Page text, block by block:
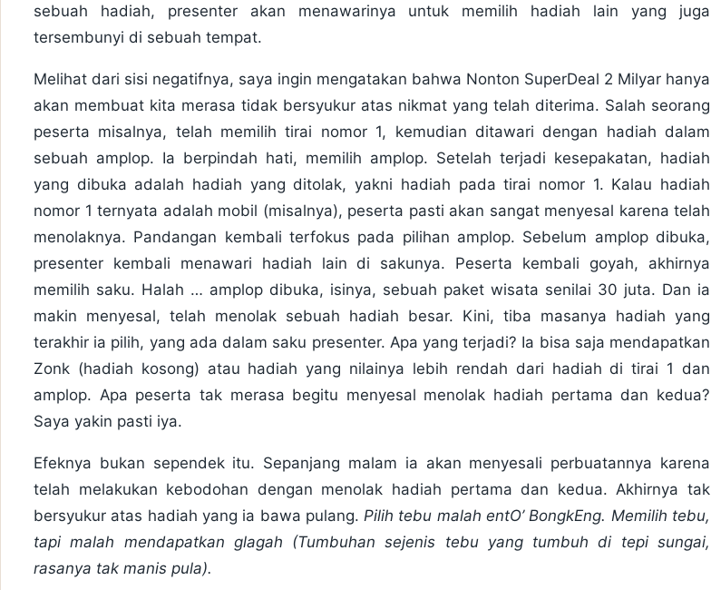
sebuah hadiah, presenter akan menawarinya untuk memilih hadiah lain yang juga
tersembunyi di sebuah tempat.
Melihat dari sisi negatifnya, saya ingin mengatakan bahwa Nonton SuperDeal 2 Milyar hanya
akan membuat kita merasa tidak bersyukur atas nikmat yang telah diterima. Salah seorang
peserta misalnya, telah memilih tirai nomor 1, kemudian ditawari dengan hadiah dalam
sebuah amplop. Ia berpindah hati, memilih amplop. Setelah terjadi kesepakatan, hadiah
yang dibuka adalah hadiah yang ditolak, yakni hadiah pada tirai nomor 1. Kalau hadiah
nomor 1 ternyata adalah mobil (misalnya), peserta pasti akan sangat menyesal karena telah
menolaknya. Pandangan kembali terfokus pada pilihan amplop. Sebelum amplop dibuka,
presenter kembali menawari hadiah lain di sakunya. Peserta kembali goyah, akhirnya
memilih saku. Halah … amplop dibuka, isinya, sebuah paket wisata senilai 30 juta. Dan ia
makin menyesal, telah menolak sebuah hadiah besar. Kini, tiba masanya hadiah yang
terakhir ia pilih, yang ada dalam saku presenter. Apa yang terjadi? Ia bisa saja mendapatkan
Zonk (hadiah kosong) atau hadiah yang nilainya lebih rendah dari hadiah di tirai 1 dan
amplop. Apa peserta tak merasa begitu menyesal menolak hadiah pertama dan kedua?
Saya yakin pasti iya.
Efeknya bukan sependek itu. Sepanjang malam ia akan menyesali perbuatannya karena
telah melakukan kebodohan dengan menolak hadiah pertama dan kedua. Akhirnya tak
bersyukur atas hadiah yang ia bawa pulang. Pilih tebu malah entO’ BongkEng. Memilih tebu,
tapi malah mendapatkan glagah (Tumbuhan sejenis tebu yang tumbuh di tepi sungai,
rasanya tak manis pula).